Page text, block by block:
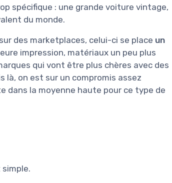
spécifique : une grande voiture vintage,
du monde.
des marketplaces, celui-ci se place un
impression, matériaux un peu plus
qui vont être plus chères avec des
là, on est sur un compromis assez
dans la moyenne haute pour ce type de